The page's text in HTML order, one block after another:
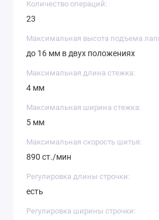
современный дизайн, который
для любой комнаты. Машина
прозрачным крышкой и жестким
хранения и транспортировки.
Количество операций:
23
Максимальная высота подъема
до 16 мм в двух положениях
Максимальная длина стежка:
4 мм
Максимальная ширина стежка:
5 мм
Максимальная скорость шитья:
890 ст./мин
Регулировка длины строчки:
есть
Регулировка ширины строчки: